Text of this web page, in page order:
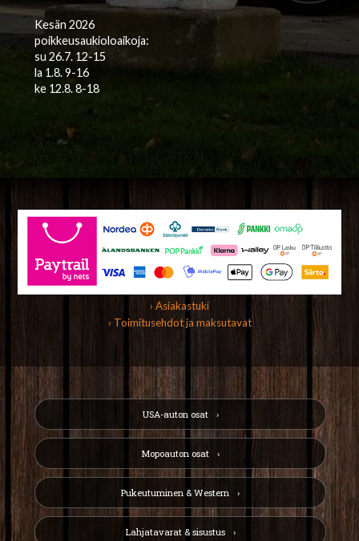
Kesän 2026
poikkeusaukioloaikoja:
su 26.7. 12-15
la 1.8. 9-16
ke 12.8. 8-18
› Asiakastuki
› Toimitusehdot ja maksutavat
USA-auton osat
Mopoauton osat
Pukeutuminen & Western
Lahjatavarat & sisustus